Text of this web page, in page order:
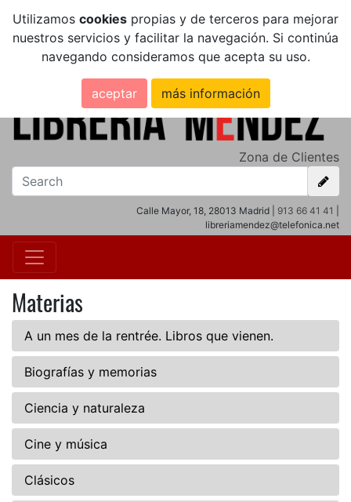
Utilizamos cookies propias y de terceros para mejorar
nuestros servicios y facilitar la navegación. Si continúa
navegando consideramos que acepta su uso.
aceptar más información
Zona de Clientes
Calle Mayor, 18, 28013 Madrid | 913 66 41 41
libreriamendez@telefonica.net
Materias
A un mes de la rentrée. Libros que vienen.
Biografías y memorias
Ciencia y naturaleza
Cine y música
Clásicos